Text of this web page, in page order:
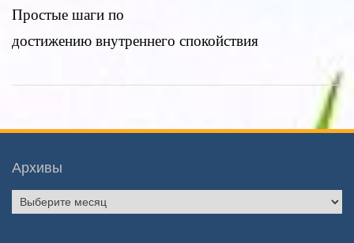
Простые шаги по
достижению внутреннего спокойствия
Архивы
Архивы